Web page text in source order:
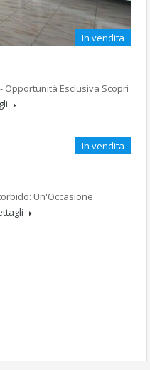
In vendita
Esclusiva Scopri
In vendita
Un'Occasione